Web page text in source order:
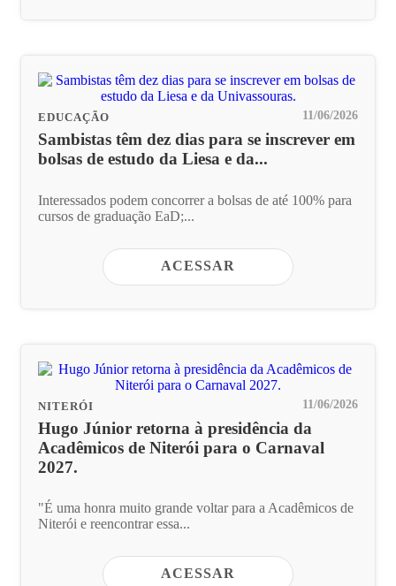
EDUCAÇÃO 11/06/2026
Sambistas têm dez dias para se inscrever em
bolsas de estudo da Liesa e da...
Interessados podem concorrer a bolsas de até 100% para
cursos de graduação EaD;...
ACESSAR
NITERÓI 11/06/2026
Hugo Júnior retorna à presidência da
Acadêmicos de Niterói para o Carnaval
2027.
"É uma honra muito grande voltar para a Acadêmicos de
Niterói e reencontrar essa...
ACESSAR